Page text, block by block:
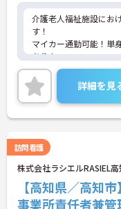
介護老人福祉施設にお
す！
マイカー通勤可能！単
あり！
残業ほぼなし！お仕事
す。
ご興味ある方には、面
詳細をお話しいたしま
い！
詳細を見
訪問看護
株式会社ラシエルRASIEL高
【高知県／高知
事業所責任者兼